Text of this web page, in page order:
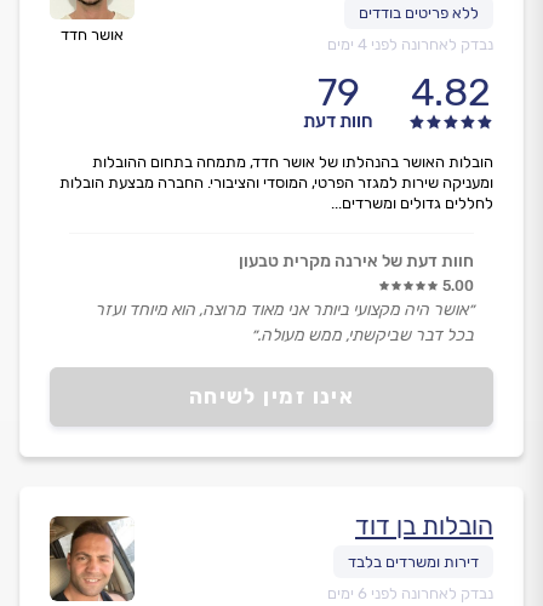
אושר חדד
נבדק לאחרונה לפני 4 ימים
4.82
79
חוות דעת
אינו זמין לשיחה
הובלות האושר בהנהלתו של אושר חדד, מתמחה בתחום ההובלות
ומעניקה שירות למגזר הפרטי, המוסדי והציבורי. החברה מבצעת הובלות
לחללים גדולים ומשרדים...
חוות דעת של אירנה מקרית טבעון
5.00
״אושר היה מקצועי ביותר אני מאוד מרוצה, הוא מיוחד ועזר
בכל דבר שביקשתי, ממש מעולה.״
הובלות בן דוד
נבדק לאחרונה לפני 6 ימים